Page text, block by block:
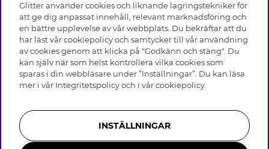
Leverans
Villkor
Integritetspolicy
Cookies
Medlemsvillkor
Jobba hos Glitter
Återkallelse
OM GLITTER
Black Friday
Våra butiker
Varumärken
Företagshistoria
Visselblåsning
Press & Samarbeten
HJÄLP
Vanliga frågor
Kundservice
Skötselråd skinnhandskar
Storleksguide för ringar
Bli medlem
Glitter använder cookies och liknande lagringstekniker för
att ge dig anpassat innehåll, relevant marknadsföring och
en bättre upplevelse av vår webbplats. Du bekräftar att du
har läst vår cookiepolicy och samtycker till vår användning
av cookies genom att klicka på "Godkänn och stäng". Du
kan själv när som helst kontrollera vilka cookies som
sparas i din webbläsare under ”Inställningar”. Du kan läsa
mer i vår Integritetspolicyoch i vårcookiepolicy
INSTÄLLNINGAR